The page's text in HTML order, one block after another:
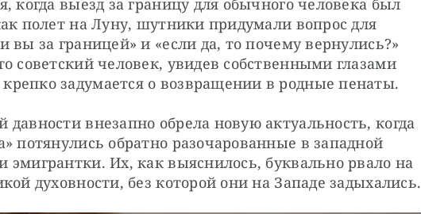
полет на Луну, шутники придумали вопрос для
вы за границей» и «если да, то почему вернулись?»
советский человек, увидев собственными глазами
задумается о возвращении в родные пенаты.
внезапно обрела новую актуальность, когда
потянулись обратно разочарованные в западной
Их, как выяснилось, буквально рвало на
духовности, без которой они на Западе задыхались.